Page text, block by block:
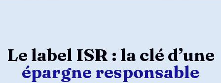
Le label ISR : la clé d’une
épargne responsable